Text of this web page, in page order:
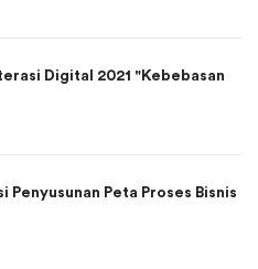
Digital 2021 "Kebebasan
Peta Proses Bisnis